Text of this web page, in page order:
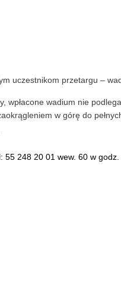
uczestnikom przetargu –
wadium nie
w górę do
55 248 20 01 wew. 60 w godz.